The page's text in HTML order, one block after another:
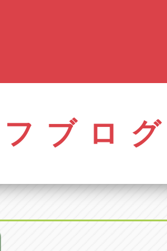
アップル春日井中央
0568-56-0001
アップル瀬戸店
アップル碧南店
愛知県碧南市立山町4-32-1
ップル小牧店
ップル尾張旭店
知県尾張旭市印場元町5-2-8
オー
ブログ